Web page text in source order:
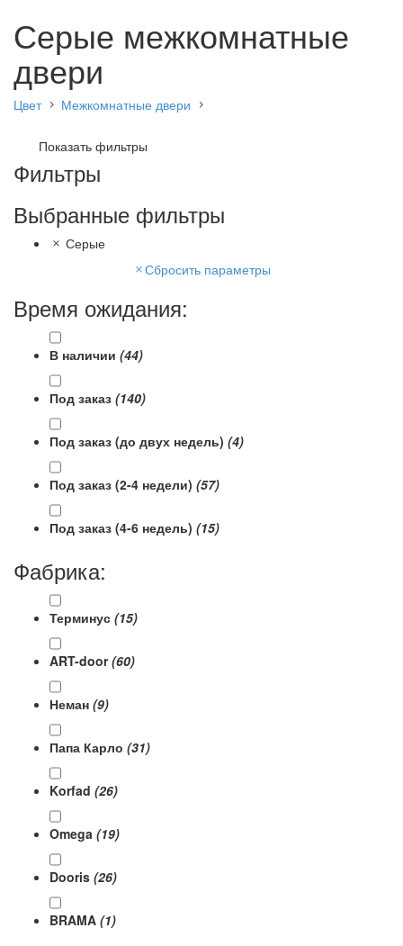
Серые межкомнатные
двери
Цвет Межкомнатные двери
Показать фильтры
Фильтры
Выбранные фильтры
Серые
Сбросить параметры
Время ожидания:
В наличии (44)
Под заказ (140)
Под заказ (до двух недель) (4)
Под заказ (2-4 недели) (57)
Под заказ (4-6 недель) (15)
Фабрика:
Терминус (15)
ART-door(60)
Неман (9)
Папа Карло (31)
Korfad (26)
Omega (19)
Dooris (26)
BRAMA (1)